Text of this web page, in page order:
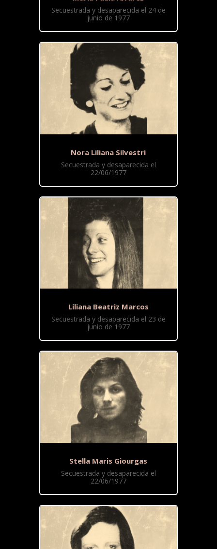
Secuestrada y desaparecida el 24 de
junio de 1977
Nora Liliana Silvestri
Secuestrada y desaparecida el
22/06/1977
Liliana Beatriz Marcos
Secuestrada y desaparecida el 23 de
junio de 1977
Stella Maris Giourgas
Secuestrada y desaparecida el
22/06/1977